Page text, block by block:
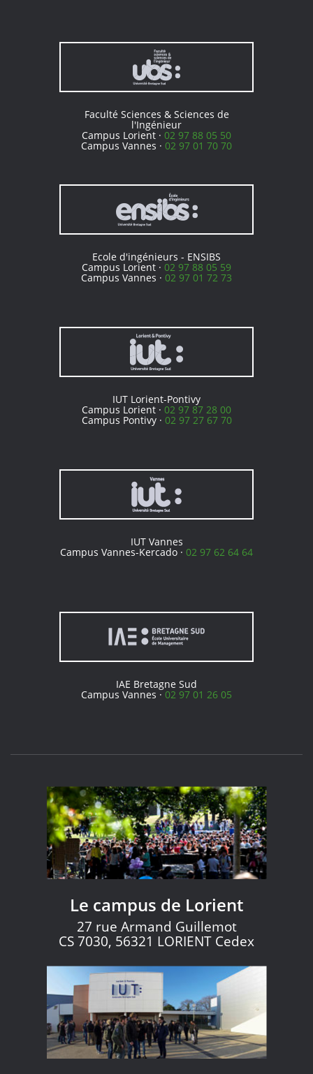
Faculté Sciences & Sciences de
l'Ingénieur
Campus Lorient · 02 97 88 05 50
Campus Vannes · 02 97 01 70 70
Ecole d'ingénieurs - ENSIBS
Campus Lorient · 02 97 88 05 59
Campus Vannes · 02 97 01 72 73
IUT Lorient-Pontivy
Campus Lorient · 02 97 87 28 00
Campus Pontivy · 02 97 27 67 70
IUT Vannes
Campus Vannes-Kercado · 02 97 62 64 64
IAE Bretagne Sud
Campus Vannes ·02 97 01 26 05
Le campus de Lorient
27 rue Armand Guillemot
CS 7030, 56321 LORIENT Cedex